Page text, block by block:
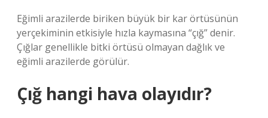
Eğimli arazilerde biriken büyük bir kar örtüsünün
yerçekiminin etkisiyle hızla kaymasına “çığ” denir.
Çığlar genellikle bitki örtüsü olmayan dağlık ve
eğimli arazilerde görülür.
Çığ hangi hava olayıdır?